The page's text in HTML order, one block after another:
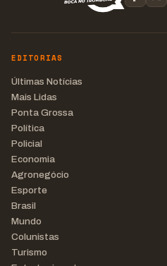
EDITORIAS
Últimas Notícias
Mais Lidas
Ponta Grossa
Política
Policial
Economia
Agronegócio
Esporte
Brasil
Mundo
Colunistas
Turismo